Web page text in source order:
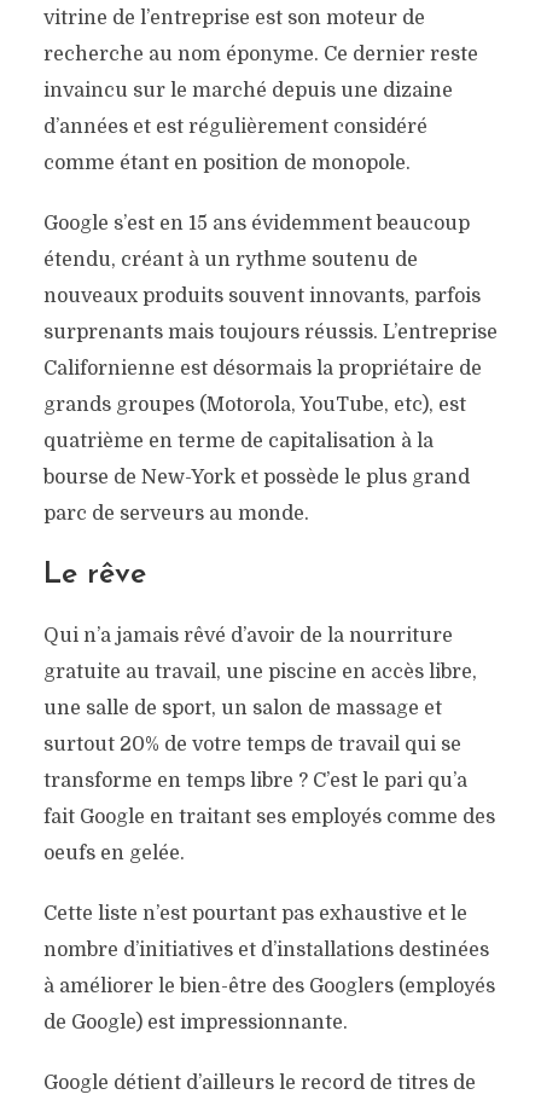
vitrine de l’entreprise est son moteur de
recherche au nom éponyme. Ce dernier reste
invaincu sur le marché depuis une dizaine
d’années et est régulièrement considéré
comme étant en position de monopole.
Google s’est en 15 ans évidemment beaucoup
étendu, créant à un rythme soutenu de
nouveaux produits souvent innovants, parfois
surprenants mais toujours réussis. L’entreprise
Californienne est désormais la propriétaire de
grands groupes (Motorola, YouTube, etc), est
quatrième en terme de capitalisation à la
bourse de New-York et possède le plus grand
parc de serveurs au monde.
Le rêve
Qui n’a jamais rêvé d’avoir de la nourriture
gratuite au travail, une piscine en accès libre,
une salle de sport, un salon de massage et
surtout 20% de votre temps de travail qui se
transforme en temps libre ? C’est le pari qu’a
fait Google en traitant ses employés comme des
oeufs en gelée.
Cette liste n’est pourtant pas exhaustive et le
nombre d’initiatives et d’installations destinées
à améliorer le bien-être des Googlers (employés
de Google) est impressionnante.
Google détient d’ailleurs le record de titres de